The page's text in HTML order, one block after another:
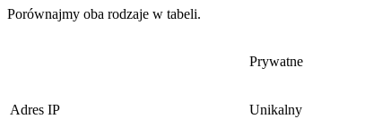
Porównajmy oba rodzaje w tabeli.
Prywatne
Adres IP Unikalny